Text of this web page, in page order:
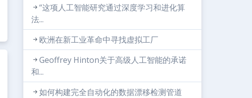
“这项人工智能研究通过深度学习和进化算
法...
欧洲在新工业革命中寻找虚拟工厂
Geoffrey Hinton关于高级人工智能的承诺
和...
如何构建完全自动化的数据漂移检测管道